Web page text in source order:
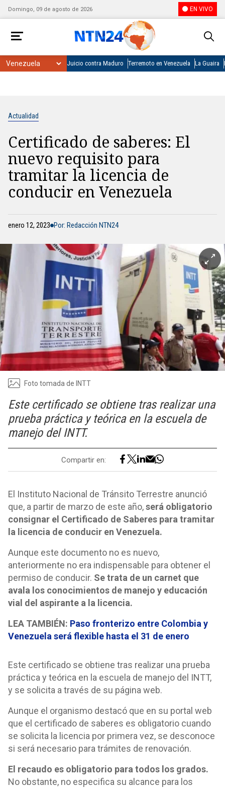
Domingo, 09 de agosto de 2026 EN VIVO
Juicio contra Maduro Terremoto en Venezuela La Guaira
Actualidad
Certificado de saberes: El
nuevo requisito para
tramitar la licencia de
conducir en Venezuela
enero 12, 2023 Por: Redacción NTN24
Foto tomada de INTT
Este certificado se obtiene tras realizar una
prueba práctica y teórica en la escuela de
manejo del INTT.
Compartir en:
El Instituto Nacional de Tránsito Terrestre anunció
que, a partir de marzo de este año,será obligatorio
consignar el Certificado de Saberes para tramitar
la licencia de conducir en Venezuela.
Aunque este documento no es nuevo,
anteriormente no era indispensable para obtener el
permiso de conducir. Se trata de un carnet que
avala los conocimientos de manejo y educación
vial del aspirante a la licencia.
LEA TAMBIÉN: Paso fronterizo entre Colombia y
Venezuela será flexible hasta el 31 de enero
Este certificado se obtiene tras realizar una prueba
práctica y teórica en la escuela de manejo del INTT,
y se solicita a través de su página web.
Aunque el organismo destacó que en su portal web
que el certificado de saberes es obligatorio cuando
se solicita la licencia por primera vez, se desconoce
si será necesario para trámites de renovación.
El recaudo es obligatorio para todos los grados.
No obstante, no especifica su alcance para los